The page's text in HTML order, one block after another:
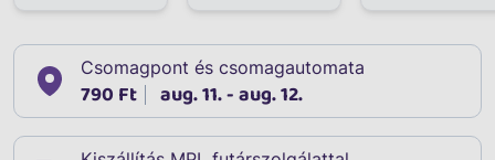
Csomagpont és csomagautomata
790 Ft aug. 11. - aug. 12.